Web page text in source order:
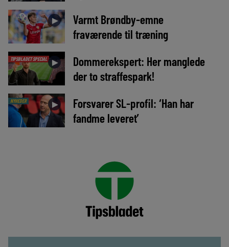
►
Varmt Brøndby-emne
fraværende til træning
TIPSBLADET SPECIAL ►
Dommerekspert: Her manglede
der to straffespark!
NYHEDER ►
Forsvarer SL-profil: ‘Han har
fandme leveret’